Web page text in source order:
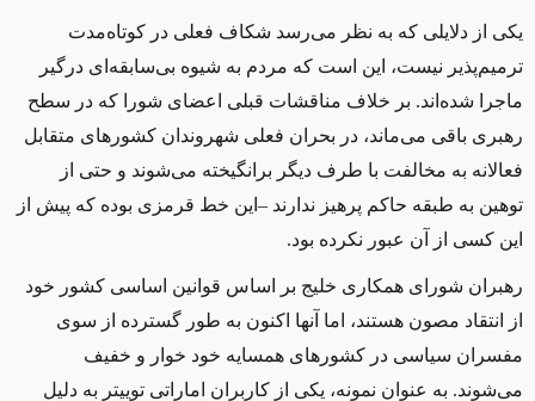
یکی از دلایلی که به نظر می‌رسد شکاف فعلی در کوتاه‌مدت
ترمیم‌پذیر نیست، این است که مردم به شیوه بی‌سابقه‌ای درگیر
ماجرا شده‌اند. بر خلاف مناقشات قبلی اعضای شورا که در سطح
رهبری باقی می‌ماند، در بحران فعلی شهروندان کشورهای متقابل
فعالانه به مخالفت با طرف دیگر برانگیخته می‌شوند و حتی از
توهین به طبقه حاکم پرهیز ندارند –‌این خط قرمزی بوده که پیش از
این کسی از آن عبور نکرده بود.
رهبران شورای همکاری خلیج بر اساس قوانین اساسی کشور خود
از انتقاد مصون هستند، اما آنها اکنون به طور گسترده از سوی
مفسران سیاسی در کشورهای همسایه خود خوار و خفیف
می‌شوند. به عنوان نمونه، یکی از کاربران اماراتی توییتر به دلیل